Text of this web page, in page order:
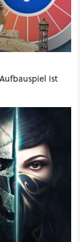
ist